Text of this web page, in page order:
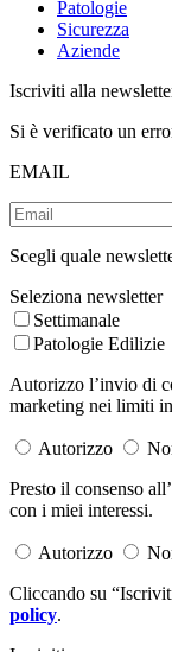
Patologie
Sicurezza
Aziende
Iscriviti alla
Si è verificato un
EMAIL
Scegli quale
Seleziona newsletter
Settimanale
Patologie Edilizie
Autorizzo l’invio di
marketing nei limiti
Autorizzo
Presto il consenso
con i miei interessi.
Autorizzo
Cliccando su
policy.